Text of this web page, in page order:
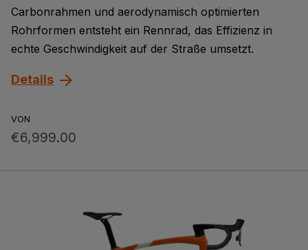
Carbonrahmen und aerodynamisch optimierten
Rohrformen entsteht ein Rennrad, das Effizienz in
echte Geschwindigkeit auf der Straße umsetzt.
VON
€6,999.00
Details